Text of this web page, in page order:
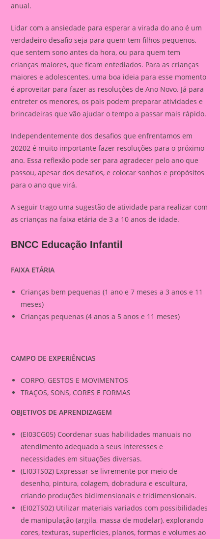
anual.
Lidar com a ansiedade para esperar a virada do ano é um
verdadeiro desafio seja para quem tem filhos pequenos,
que sentem sono antes da hora, ou para quem tem
crianças maiores, que ficam entediados. Para as crianças
maiores e adolescentes, uma boa ideia para esse momento
é aproveitar para fazer as resoluções de Ano Novo. Já para
entreter os menores, os pais podem preparar atividades e
brincadeiras que vão ajudar o tempo a passar mais rápido.
Independentemente dos desafios que enfrentamos em
20202 é muito importante fazer resoluções para o próximo
ano. Essa reflexão pode ser para agradecer pelo ano que
passou, apesar dos desafios, e colocar sonhos e propósitos
para o ano que virá.
A seguir trago uma sugestão de atividade para realizar com
as crianças na faixa etária de 3 a 10 anos de idade.
BNCC Educação Infantil
FAIXA ETÁRIA
Crianças bem pequenas (1 ano e 7 meses a 3 anos e 11
meses)
Crianças pequenas (4 anos a 5 anos e 11 meses)
CAMPO DE EXPERIÊNCIAS
CORPO, GESTOS E MOVIMENTOS
TRAÇOS, SONS, CORES E FORMAS
OBJETIVOS DE APRENDIZAGEM
(EI03CG05) Coordenar suas habilidades manuais no
atendimento adequado a seus interesses e
necessidades em situações diversas.
(EI03TS02) Expressar-se livremente por meio de
desenho, pintura, colagem, dobradura e escultura,
criando produções bidimensionais e tridimensionais.
(EI02TS02) Utilizar materiais variados com possibilidades
de manipulação (argila, massa de modelar), explorando
cores, texturas, superfícies, planos, formas e volumes ao